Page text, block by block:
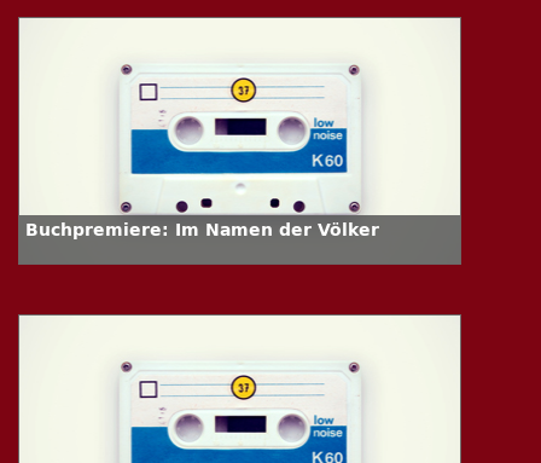
Buchpremiere: Im Namen der Völker